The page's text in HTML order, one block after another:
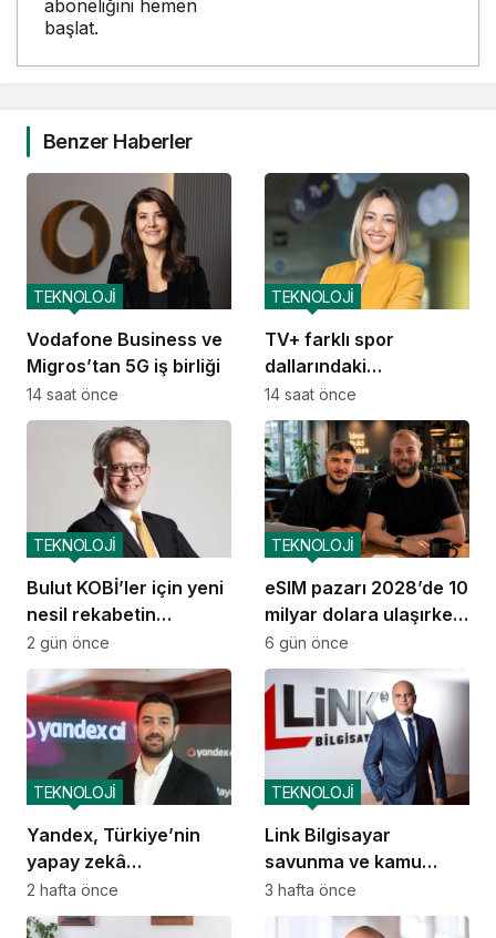
aboneliğini hemen
başlat.
Benzer Haberler
Vodafone Business ve
Migros’tan 5G iş birliği
TEKNOLOJİ
14 saat önce
TV+ farklı spor
dallarındaki
organizasyonları tek
çatı altında
buluşturuyor
TEKNOLOJİ
14 saat önce
Bulut KOBİ’ler için yeni
nesil rekabetin
altyapısına dönüştü
TEKNOLOJİ
2 gün önce
eSIM pazarı 2028’de 10
milyar dolara ulaşırken
GetSimLess
büyümesini sürdürüyor
TEKNOLOJİ
6 gün önce
Yandex, Türkiye’nin
yapay zekâ
ekosistemine katkısını
artıracak
TEKNOLOJİ
2 hafta önce
Link Bilgisayar
savunma ve kamu
güvenliği alanında
yerlileşmeyi hedefliyor
TEKNOLOJİ
3 hafta önce